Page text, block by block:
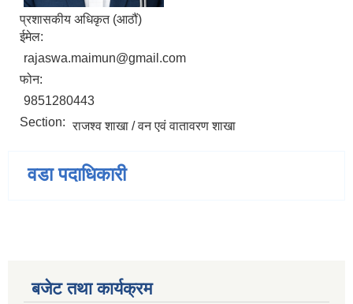
प्रशासकीय अधिकृत (आठौं)
ईमेल:
rajaswa.maimun@gmail.com
फोन:
9851280443
Section: राजश्व शाखा / वन एवं वातावरण शाखा
वडा पदाधिकारी
बजेट तथा कार्यक्रम